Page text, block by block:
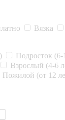
Вязка
Подросток (6-
Взрослый (4-6
Пожилой (от 12